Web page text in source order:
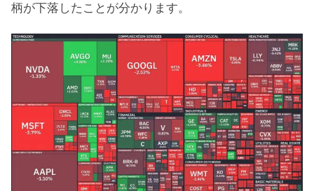
柄が下落したことが分かります。